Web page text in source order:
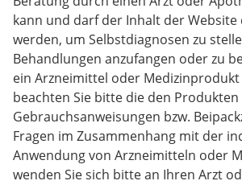
kann und darf der Inhalt der Website
werden, um Selbstdiagnosen zu
Behandlungen anzufangen oder zu
ein Arzneimittel oder Medizinprodukt
beachten Sie bitte die den
Gebrauchsanweisungen bzw.
Fragen im Zusammenhang mit der
Anwendung von Arzneimitteln oder
wenden Sie sich bitte an Ihren Arzt